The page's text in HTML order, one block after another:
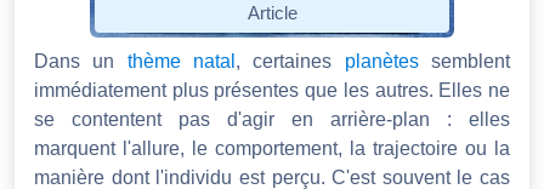
Article
Dans un thème natal , certaines planètessemblent
immédiatement plus présentes que les autres. Elles ne
se contentent pas d'agir en arrière-plan : elles
marquent l'allure, le comportement, la trajectoire ou la
manière dont l'individu est perçu. C'est souvent le cas